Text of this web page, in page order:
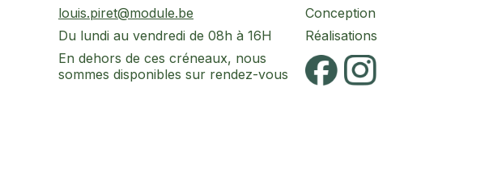
louis.piret@module.be
Du lundi au vendredi de 08h à 16H
En dehors de ces créneaux, nous
sommes disponibles sur rendez-vous
Conception
Réalisations